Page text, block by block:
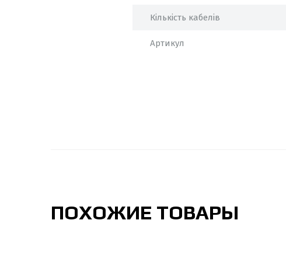
Кількість кабелів
Артикул
ПОХОЖИЕ ТОВАРЫ